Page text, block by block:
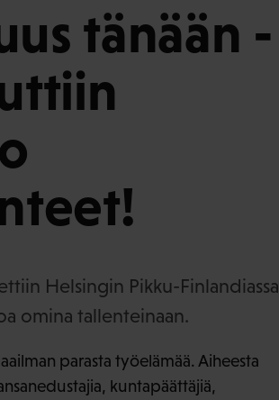
tänään -
Helsingin Pikku-Finlandiassa
omina tallenteinaan.
parasta työelämää. Aiheesta
kuntapäättäjiä,